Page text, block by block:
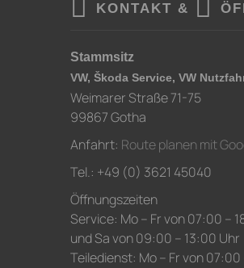
KONTAKT &
Stammsitz
VW, Škoda Service, VW
Weimarer Straße 71-75
99867 Gotha
Anfahrt: Route planen mit
Tel.: +49 (0) 3621 45040
Öffnungszeiten
Service: Mo – Fr von 07:00 –
und Sa von 09:00 – 13:00 Uhr
Teiledienst: Mo – Fr von 07:00